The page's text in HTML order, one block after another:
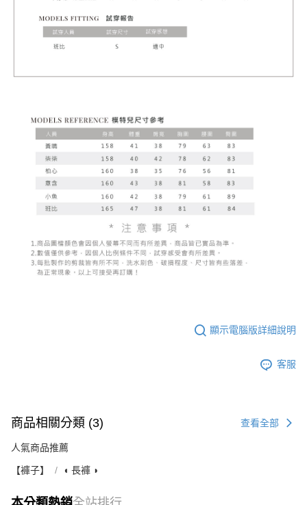
顯示電腦版詳細說明
客服
商品相關分類 (3) 查看全部
人氣商品推薦
【褲子】 ◖ 長褲 ◗